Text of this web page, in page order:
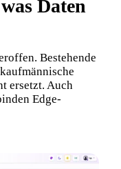
Daten
Bestehende
ersetzt. Auch
Edge-